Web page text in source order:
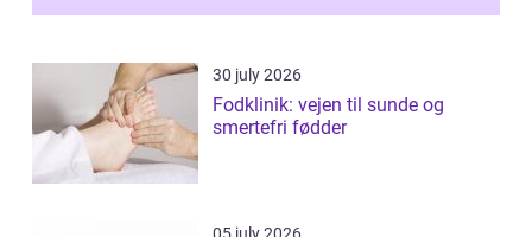
30 july 2026
Fodklinik: vejen til sunde og
smertefri fødder